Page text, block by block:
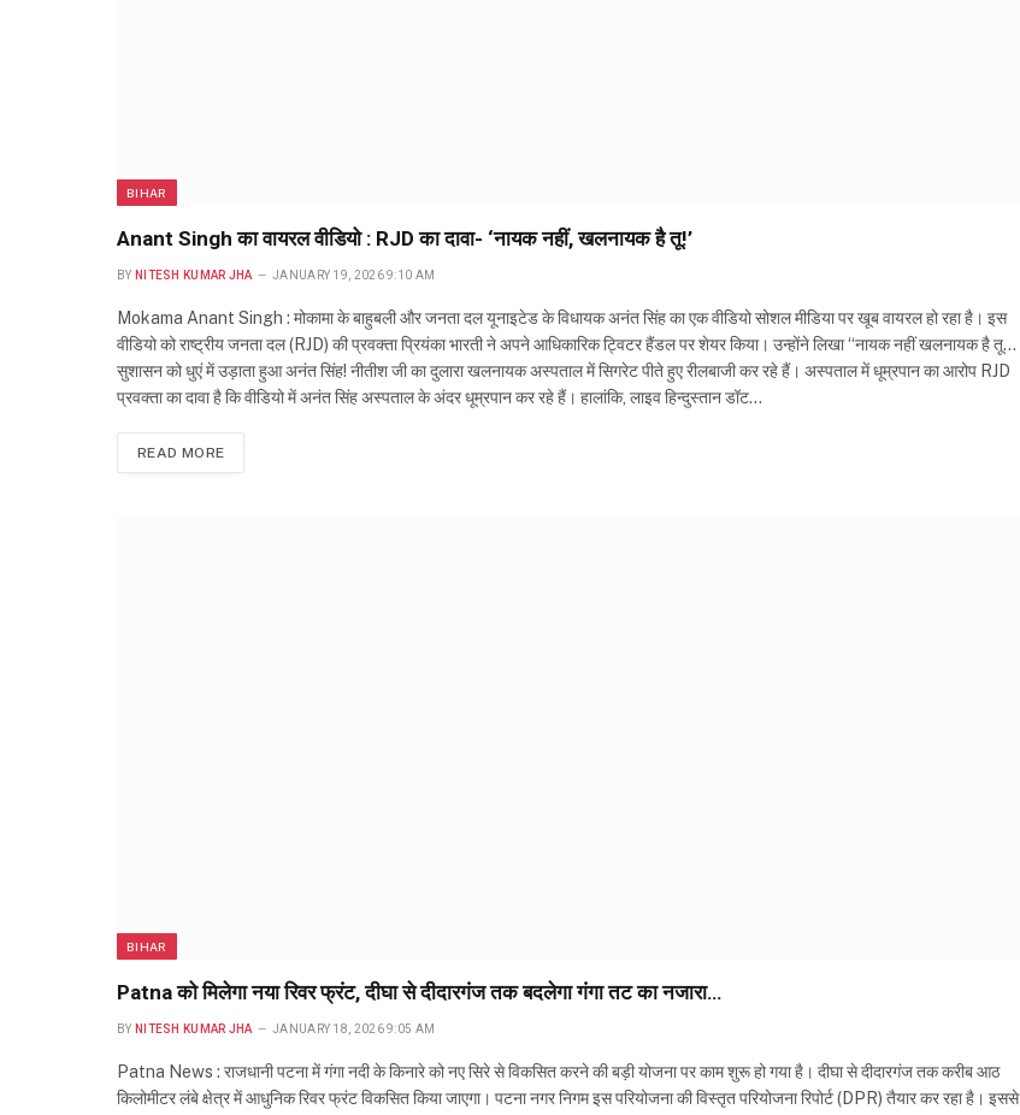
BIHAR
Anant Singh का वायरल वीडियो : RJD का दावा- ‘नायक नहीं, खलनायक है तू!’
BY NITESH KUMAR JHA JANUARY 19, 2026 9:10 AM
Mokama Anant Singh : मोकामा के बाहुबली और जनता दल यूनाइटेड के विधायक अनंत सिंह का एक वीडियो सोशल मीडिया पर खूब वायरल हो रहा है। इस
वीडियो को राष्ट्रीय जनता दल (RJD) की प्रवक्ता प्रियंका भारती ने अपने आधिकारिक ट्विटर हैंडल पर शेयर किया। उन्होंने लिखा “नायक नहीं खलनायक है तू…
सुशासन को धुएं में उड़ाता हुआ अनंत सिंह! नीतीश जी का दुलारा खलनायक अस्पताल में सिगरेट पीते हुए रीलबाजी कर रहे हैं। अस्पताल में धूम्रपान का आरोप RJD
प्रवक्ता का दावा है कि वीडियो में अनंत सिंह अस्पताल के अंदर धूम्रपान कर रहे हैं। हालांकि, लाइव हिन्दुस्तान डॉट…
READ MORE
BIHAR
Patna को मिलेगा नया रिवर फ्रंट, दीघा से दीदारगंज तक बदलेगा गंगा तट का नजारा…
BY NITESH KUMAR JHA JANUARY 18, 2026 9:05 AM
Patna News : राजधानी पटना में गंगा नदी के किनारे को नए सिरे से विकसित करने की बड़ी योजना पर काम शुरू हो गया है। दीघा से दीदारगंज तक करीब आठ
किलोमीटर लंबे क्षेत्र में आधुनिक रिवर फ्रंट विकसित किया जाएगा। पटना नगर निगम इस परियोजना की विस्तृत परियोजना रिपोर्ट (DPR) तैयार कर रहा है। इससे